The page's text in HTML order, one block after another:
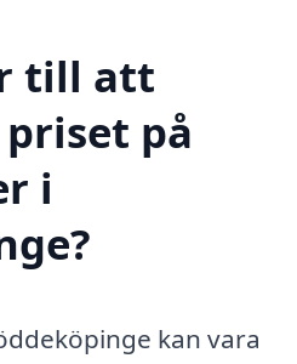
till att
på
i
kan vara